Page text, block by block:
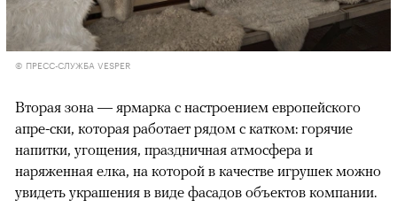
© ПРЕСС-СЛУЖБА VESPER
Вторая зона — ярмарка с настроением европейского
апре-ски, которая работает рядом с катком: горячие
напитки, угощения, праздничная атмосфера и
наряженная елка, на которой в качестве игрушек можно
увидеть украшения в виде фасадов объектов компании.